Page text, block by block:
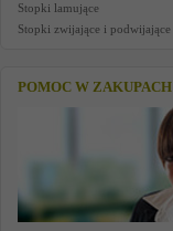
Stopki lamujące
Stopki zwijające i podwijające
POMOC W ZAKUPACH